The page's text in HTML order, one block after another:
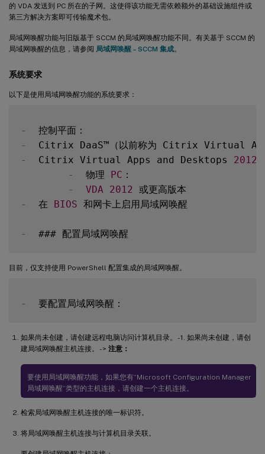
的 VDA 发送到 PC 所在的子网。这使得该功能无需依赖额外的基础设施组件或
第三方解决方案即可传输魔术包。
局域网唤醒功能与旧版基于 SCCM 的局域网唤醒功能不同。有关基于 SCCM 的
局域网唤醒的信息，请参阅 局域网唤醒 – SCCM 集成。
系统要求
以下是使用局域网唤醒功能的系统要求：
-
-
-
  Citrix Virtual Apps and Desktops
2012
-
  物理
PC ：
-
VDA 2012
-
  在
BIOS 和网卡上启用局域网唤醒
-
目前，仅支持使用 PowerShell 配置集成的局域网唤醒。
-
如果尚未创建，请创建远程电脑访问计算机目录。 - 1. 如果尚未创建，请创
建局域网唤醒主机连接。 - > 注意：
要使用局域网唤醒功能，如果您有“Microsoft Configuration Manager
局域网唤醒”类型的主机连接，请创建一个主机连接。
检索局域网唤醒主机连接的唯一标识符。
将局域网唤醒主机连接与计算机目录关联。